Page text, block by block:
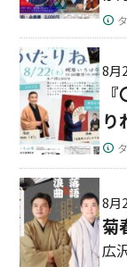
8月
り
8月
菊
広